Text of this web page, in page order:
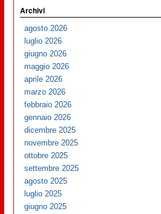
Archivi
agosto 2026
luglio 2026
giugno 2026
maggio 2026
aprile 2026
marzo 2026
febbraio 2026
gennaio 2026
dicembre 2025
novembre 2025
ottobre 2025
settembre 2025
agosto 2025
luglio 2025
giugno 2025